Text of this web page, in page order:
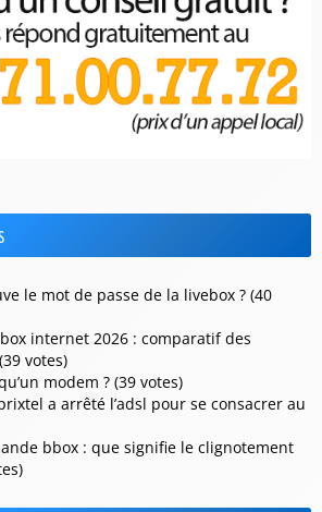
le mot de passe de la livebox ? (40
internet 2026 : comparatif des
votes)
modem ? (39 votes)
a arrêté l’adsl pour se consacrer au
bbox : que signifie le clignotement